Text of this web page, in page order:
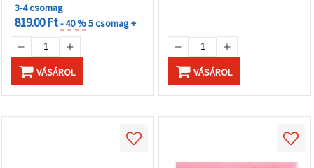
3-4 csomag
819.00 Ft- 40 %5 csomag +
VÁSÁROL VÁSÁROL